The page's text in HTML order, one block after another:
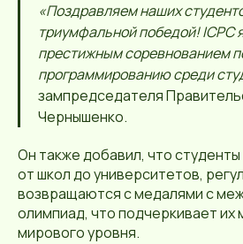
«Поздравляем наших
триумфальной победой! ICPC
престижным соревнованием
программированию среди
зампредседателя
Чернышенко.
Он также добавил, что
от школ до университетов,
возвращаются с медалями с
олимпиад, что подчеркивает их
мирового уровня.